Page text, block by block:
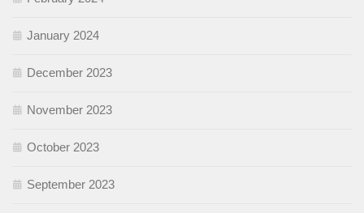
January 2024
December 2023
November 2023
October 2023
September 2023